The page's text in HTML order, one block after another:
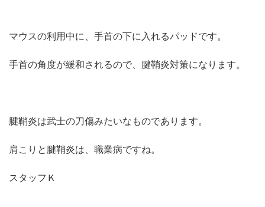
マウスの利用中に、手首の下に入れるパッドです。
手首の角度が緩和されるので、腱鞘炎対策になります。
腱鞘炎は武士の刀傷みたいなものであります。
肩こりと腱鞘炎は、職業病ですね。
スタッフＫ